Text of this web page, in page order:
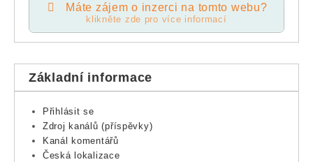
Máte zájem o inzerci na tomto webu?
klikněte zde pro více informací
Základní informace
Přihlásit se
Zdroj kanálů (příspěvky)
Kanál komentářů
Česká lokalizace